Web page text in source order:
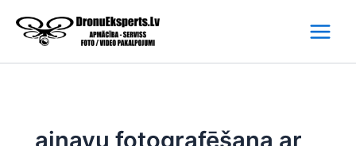
content
ainavu fotografēšana ar